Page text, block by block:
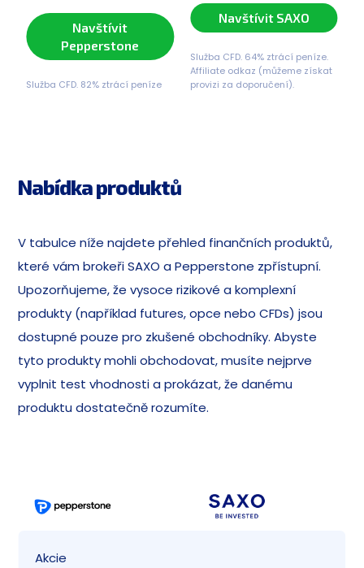
Navštívit
Pepperstone
Služba CFD. 82% ztrácí peníze
Navštívit SAXO
Služba CFD. 64% ztrácí peníze.
Affiliate odkaz (můžeme získat
provizi za doporučení).
Nabídka produktů
V tabulce níže najdete přehled finančních produktů,
které vám brokeři SAXO a Pepperstone zpřístupní.
Upozorňujeme, že vysoce rizikové a komplexní
produkty (například futures, opce nebo CFDs) jsou
dostupné pouze pro zkušené obchodníky. Abyste
tyto produkty mohli obchodovat, musíte nejprve
vyplnit test vhodnosti a prokázat, že danému
produktu dostatečně rozumíte.
Akcie